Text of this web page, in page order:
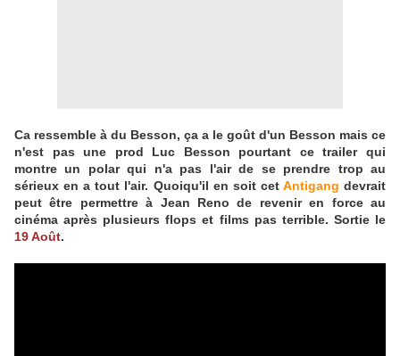
Ca ressemble à du Besson, ça a le goût d'un Besson mais ce
n'est pas une prod Luc Besson pourtant ce trailer qui
montre un polar qui n'a pas l'air de se prendre trop au
sérieux en a tout l'air. Quoiqu'il en soit cet Antigang devrait
peut être permettre à Jean Reno de revenir en force au
cinéma après plusieurs flops et films pas terrible. Sortie le
19 Août.